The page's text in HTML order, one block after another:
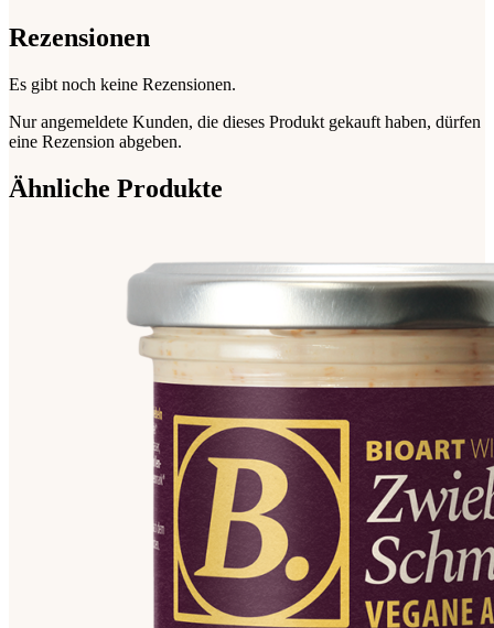
Rezensionen
Es gibt noch keine Rezensionen.
Nur angemeldete Kunden, die dieses Produkt gekauft haben, dürfen
eine Rezension abgeben.
Ähnliche Produkte